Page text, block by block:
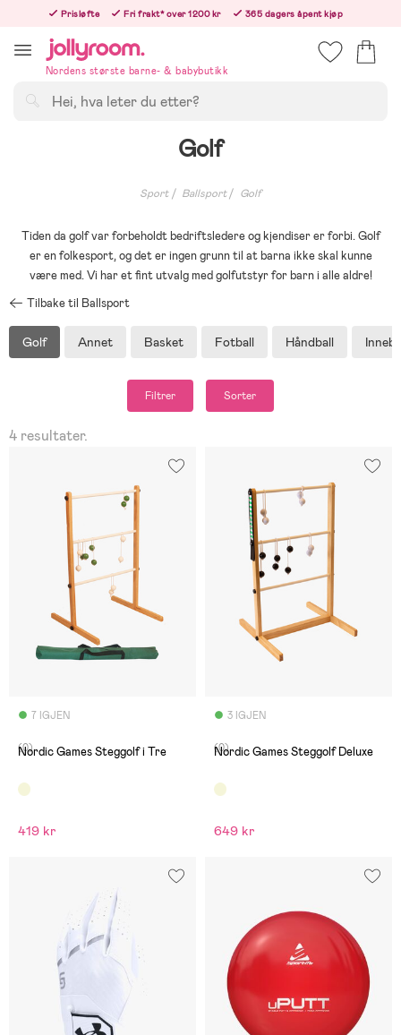
innehållet
Prisløfte Fri frakt* over 1200 kr
365 dagers åpent kjøp
Nordens største barne- & babybutikk
Golf
Sport Ballsport Golf
Tiden da golf var forbeholdt bedriftsledere og kjendiser er forbi. Golf
er en folkesport, og det er ingen grunn til at barna ikke skal kunne
være med. Vi har et fint utvalg med golfutstyr for barn i alle aldre!
Tilbake til Ballsport
Golf Annet Basket Fotball Håndball
Filtrer Sorter
4 resultater.
7 IGJEN
(0)
Nordic Games Steggolf i Tre
419 kr
3 IGJEN
(0)
Nordic Games Steggolf Deluxe
649 kr